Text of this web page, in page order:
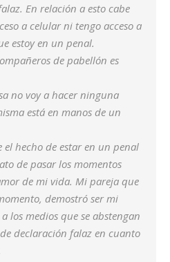
En relación a esto cabe
a celular ni tengo acceso a
estoy en un penal.
de pabellón es
no voy a hacer ninguna
está en manos de un
el hecho de estar en un penal
de pasar los momentos
de mi vida. Mi pareja que
demostró ser mi
los medios que se abstengan
declaración falaz en cuanto